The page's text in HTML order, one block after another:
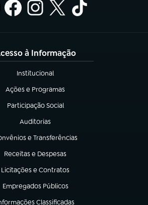
à Informação
Institucional
(abre em nova aba)
Ações e Programas
(abre em nova aba)
Participação Social
(abre em nova aba)
Auditorias
(abre em nova aba)
e Transferências
em nova aba)
Receitas e Despesas
(abre em nova aba)
Licitações e Contratos
(abre em nova aba)
Empregados Públicos
(abre em nova aba)
Classificadas